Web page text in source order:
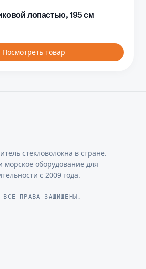
лопастью, 195 см
Посмотреть товар
стекловолокна в стране.
морское оборудование для
с 2009 года.
ВСЕ ПРАВА ЗАЩИЩЕНЫ.